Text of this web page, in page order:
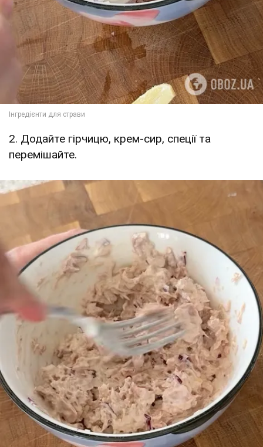
2. Додайте гірчицю, крем-сир, спеції та
перемішайте.